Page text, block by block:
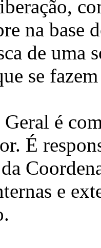
na base
de uma
se
é
É
e